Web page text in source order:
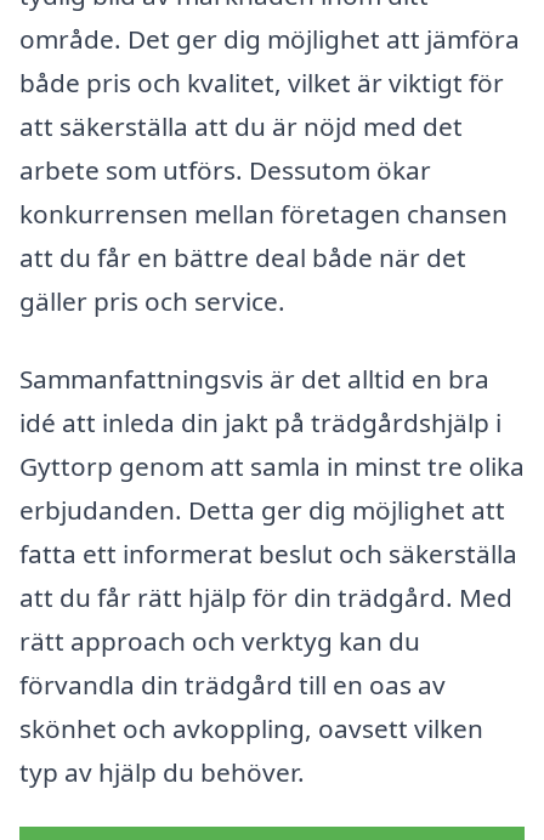
område. Det ger dig möjlighet att jämföra
både pris och kvalitet, vilket är viktigt för
att säkerställa att du är nöjd med det
arbete som utförs. Dessutom ökar
konkurrensen mellan företagen chansen
att du får en bättre deal både när det
gäller pris och service.
Sammanfattningsvis är det alltid en bra
idé att inleda din jakt på trädgårdshjälp i
Gyttorp genom att samla in minst tre olika
erbjudanden. Detta ger dig möjlighet att
fatta ett informerat beslut och säkerställa
att du får rätt hjälp för din trädgård. Med
rätt approach och verktyg kan du
förvandla din trädgård till en oas av
skönhet och avkoppling, oavsett vilken
typ av hjälp du behöver.